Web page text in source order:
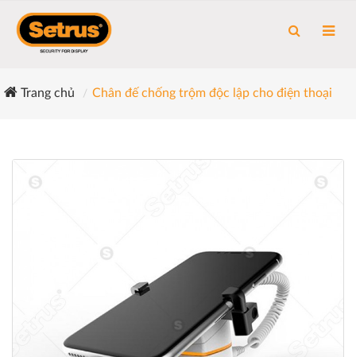
Trang chủ Chân đế chống trộm độc lập cho điện thoại